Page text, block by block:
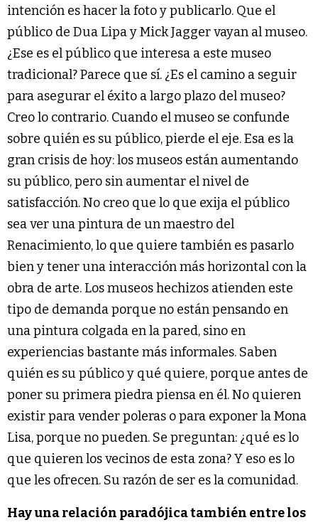
intención es hacer la foto y publicarlo. Que el
público de Dua Lipa y Mick Jagger vayan al museo.
¿Ese es el público que interesa a este museo
tradicional? Parece que sí. ¿Es el camino a seguir
para asegurar el éxito a largo plazo del museo?
Creo lo contrario. Cuando el museo se confunde
sobre quién es su público, pierde el eje. Esa es la
gran crisis de hoy: los museos están aumentando
su público, pero sin aumentar el nivel de
satisfacción. No creo que lo que exija el público
sea ver una pintura de un maestro del
Renacimiento, lo que quiere también es pasarlo
bien y tener una interacción más horizontal con la
obra de arte. Los museos hechizos atienden este
tipo de demanda porque no están pensando en
una pintura colgada en la pared, sino en
experiencias bastante más informales. Saben
quién es su público y qué quiere, porque antes de
poner su primera piedra piensa en él. No quieren
existir para vender poleras o para exponer la Mona
Lisa, porque no pueden. Se preguntan: ¿qué es lo
que quieren los vecinos de esta zona? Y eso es lo
que les ofrecen. Su razón de ser es la comunidad.
Hay una relación paradójica también entre los